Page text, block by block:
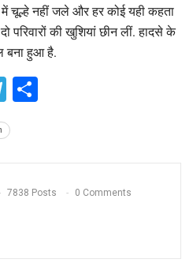
में चूल्हे नहीं जले और हर कोई यही कहता
परिवारों की खुशियां छीन लीं. हादसे के
बना हुआ है.
Telegram
7838 Posts 0 Comments